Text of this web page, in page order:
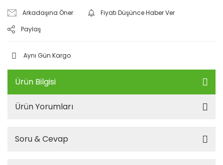
Arkadaşına Öner
Fiyatı Düşünce Haber Ver
Paylaş
Aynı Gün Kargo
Ürün Bilgisi
Ürün Yorumları
Soru & Cevap